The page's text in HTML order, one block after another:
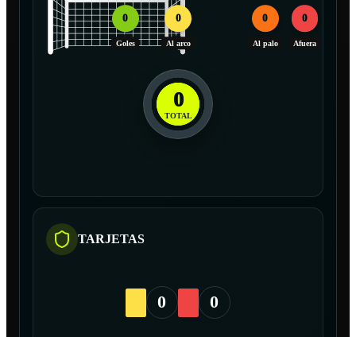
0
Goles
0
Al arco
0
Al palo
0
Afuera
0
TOTAL
TARJETAS
0 0